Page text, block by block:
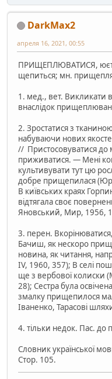
DarkMax2
апреля 16, 2021, 00:55
ПРИЩЕПЛЮВАТИСЯ,
щепиться; мн.
1. мед., вет. Викликати в
внаслідок
2. Зростатися з
набуваючи нових
// Пристосовуватися до
приживатися. — Мені
культивувати тут цю
добре прищепилася
В київських краях
відтягала своє
Яновський, Мир, 1956,
3. перен.
Бачиш, як нескоро
новина, як читання,
IV, 1960, 357); В селі
ще з вербової колиски
28); Сестра була
змалку прищепилося
Іваненко, Тарасові
4. тільки недок. Пас.
Словник української
Стор. 105.